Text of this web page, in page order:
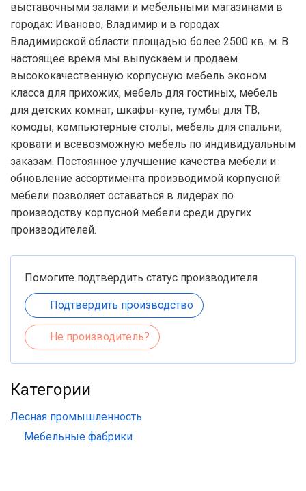
выставочными залами и мебельными магазинами в
городах: Иваново, Владимир и в городах
Владимирской области площадью более 2500 кв. м. В
настоящее время мы выпускаем и продаем
высококачественную корпусную мебель эконом
класса для прихожих, мебель для гостиных, мебель
для детских комнат, шкафы-купе, тумбы для ТВ,
комоды, компьютерные столы, мебель для спальни,
кровати и всевозможную мебель по индивидуальным
заказам. Постоянное улучшение качества мебели и
обновление ассортимента производимой корпусной
мебели позволяет оставаться в лидерах по
производству корпусной мебели среди других
производителей.
Помогите подтвердить статус производителя
Подтвердить производство
Не производитель?
Категории
Лесная промышленность
Мебельные фабрики